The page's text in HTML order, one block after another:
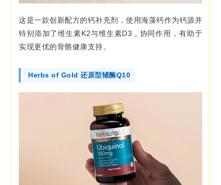
这是一款创新配方的钙补充剂，使用海藻钙作为钙源并
特别添加了维生素K2与维生素D3，协同作用，有助于
实现更优的骨骼健康支持。
Herbs of Gold 还原型辅酶Q10